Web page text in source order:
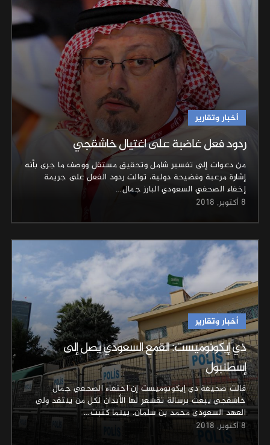
أخبار وتقارير
ردود فعل غاضبة على اغتيال خاشقجي
من دعوات إلى تفسير شامل وتحقيق مستقل ووصف ما جرى بأنه
إشارة مرعبة وفضيحة دولية، توالت ردود الفعل على جريمة
إخفاء الصحفي السعودي البارز جمال…
8 أكتوبر, 2018
أخبار وتقارير
ذي إيكونوميست: القمع السعودي يصل إلى
إسطنبول
قالت صحيفة ذي إيكونوميست إن اختفاء الصحفي جمال
خاشقجي يبعث برسالة تقشعر لها الأبدان لكل من ينتقد ولي
العهد السعودي محمد بن سلمان. بينما كتبت…
8 أكتوبر, 2018